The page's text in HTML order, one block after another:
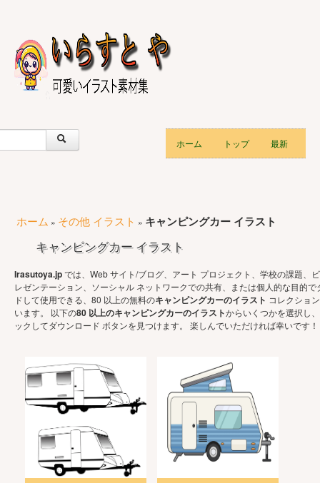
ホーム トップ 最新
ホーム » その他 イラスト » キャンピングカー イラスト
キャンピングカー イラスト
Irasutoya.jpでは、Web サイト/ブログ、アート プロジェクト、学校の課題、
レゼンテーション、ソーシャル ネットワークでの共有、または個人的な目的で
ドして使用できる、80 以上の無料のキャンピングカーのイラスト コレクショ
います。 以下の80 以上のキャンピングカーのイラストからいくつかを選択し
ックしてダウンロード ボタンを見つけます。 楽しんでいただければ幸いです！